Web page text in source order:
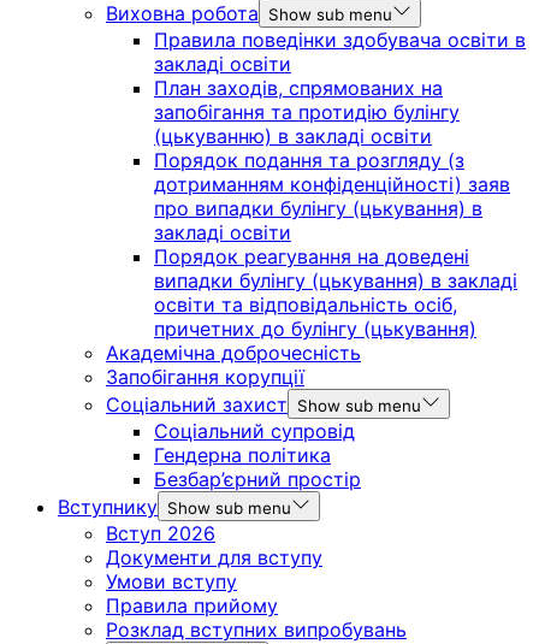
Виховна робота
Show sub menu
Правила поведінки здобувача освіти в
закладі освіти
План заходів, спрямованих на
запобігання та протидію булінгу
(цькуванню) в закладі освіти
Порядок подання та розгляду (з
дотриманням конфіденційності) заяв
про випадки булінгу (цькування) в
закладі освіти
Порядок реагування на доведені
випадки булінгу (цькування) в закладі
освіти та відповідальність осіб,
причетних до булінгу (цькування)
Академічна доброчесність
Запобігання корупції
Соціальний захист
Show sub menu
Соціальний супровід
Гендерна політика
Безбар’єрний простір
Вступнику Show sub menu
Вступ 2026
Документи для вступу
Умови вступу
Правила прийому
Розклад вступних випробувань